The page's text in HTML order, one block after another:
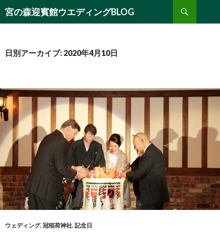
宮の森迎賓館ウエディングBLOG
検
索
ン
動
日別アーカイブ: 2020年4月10日
ウェディング, 冠稲荷神社, 記念日